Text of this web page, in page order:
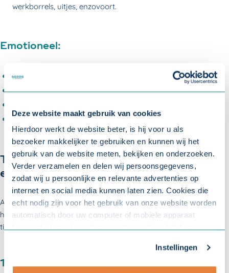
Deze website maakt gebruik van cookies
Hierdoor werkt de website beter, is hij voor u als
bezoeker makkelijker te gebruiken en kunnen wij het
gebruik van de website meten, bekijken en onderzoeken.
Verder verzamelen en delen wij persoonsgegevens,
zodat wij u persoonlijke en relevante advertenties op
internet en social media kunnen laten zien. Cookies die
echt nodig zijn voor het gebruik van onze website worden
automatisch door uw computer of mobiele apparaat
aanpassen. Met uw toestemming delen wij uw gegevens
Instellingen
werkborrels, uitjes, enzovoort.
Emotioneel:
Concentratieproblemen en vergeetachtigheid;
Gestresst of nerveus overkomen;
Slaapproblemen;
Tips om mantelzorgers te ondersteunen
en overbelasting te voorkomen
Als werkgever kunt u uw medewerkers met mantelzorgtaken
helpen. Zo voorkomt u overbelasting en verzuim. Hieronder vijf
tips om uw mantelzorgers te ondersteunen:
1. Verlofregelingen